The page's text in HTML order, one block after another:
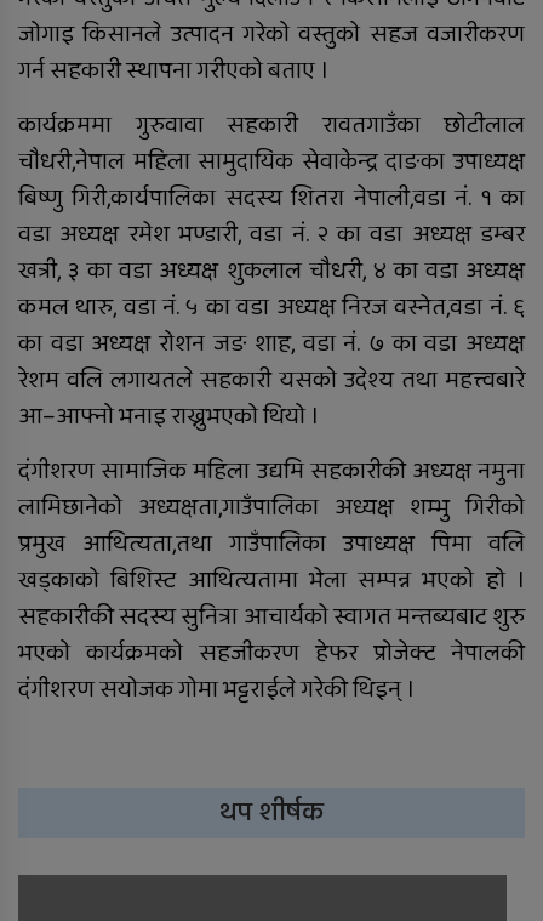
जोगाइ किसानले उत्पादन गरेको वस्तुको सहज वजारीकरण
गर्न सहकारी स्थापना गरीएको बताए ।
कार्यक्रममा गुरुवावा सहकारी रावतगाउँका छोटीलाल
चौधरी,नेपाल महिला सामुदायिक सेवाकेन्द्र दाङका उपाध्यक्ष
बिष्णु गिरी,कार्यपालिका सदस्य शितरा नेपाली,वडा नं. १ का
वडा अध्यक्ष रमेश भण्डारी, वडा नं. २ का वडा अध्यक्ष डम्बर
खत्री, ३ का वडा अध्यक्ष शुकलाल चौधरी, ४ का वडा अध्यक्ष
कमल थारु, वडा नं. ५ का वडा अध्यक्ष निरज वस्नेत,वडा नं. ६
का वडा अध्यक्ष रोशन जङ शाह, वडा नं. ७ का वडा अध्यक्ष
रेशम वलि लगायतले सहकारी यसको उदेश्य तथा महत्त्वबारे
आ–आफ्नो भनाइ राख्नुभएको थियो ।
दंगीशरण सामाजिक महिला उद्यमि सहकारीकी अध्यक्ष नमुना
लामिछानेको अध्यक्षता,गाउँपालिका अध्यक्ष शम्भु गिरीको
प्रमुख आथित्यता,तथा गाउँपालिका उपाध्यक्ष पिमा वलि
खड्काको बिशिस्ट आथित्यतामा भेला सम्पन्न भएको हो ।
सहकारीकी सदस्य सुनित्रा आचार्यको स्वागत मन्तब्यबाट शुरु
भएको कार्यक्रमको सहजीकरण हेफर प्रोजेक्ट नेपालकी
दंगीशरण सयोजक गोमा भट्टराईले गरेकी थिइन् ।
थप शीर्षक